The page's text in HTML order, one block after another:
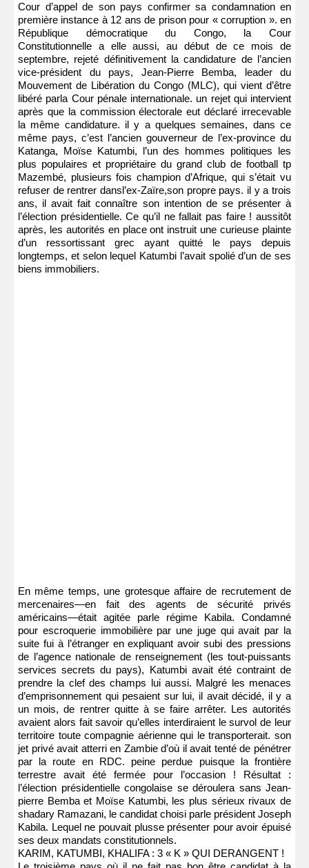
Cour d’appel de son pays confirmer sa condamnation en
première instance à 12 ans de prison pour « corruption ». en
République démocratique du Congo, la Cour
Constitutionnelle a elle aussi, au début de ce mois de
septembre, rejeté définitivement la candidature de l’ancien
vice-président du pays, Jean-Pierre Bemba, leader du
Mouvement de Libération du Congo (MLC), qui vient d’être
libéré parla Cour pénale internationale. un rejet qui intervient
après que la commission électorale eut déclaré irrecevable
la même candidature. il y a quelques semaines, dans ce
même pays, c’est l’ancien gouverneur de l’ex-province du
Katanga, Moïse Katumbi, l’un des hommes politiques les
plus populaires et propriétaire du grand club de football tp
Mazembé, plusieurs fois champion d’Afrique, qui s’était vu
refuser de rentrer dansl’ex-Zaïre,son propre pays. il y a trois
ans, il avait fait connaître son intention de se présenter à
l’élection présidentielle. Ce qu’il ne fallait pas faire ! aussitôt
après, les autorités en place ont instruit une curieuse plainte
d’un ressortissant grec ayant quitté le pays depuis
longtemps, et selon lequel Katumbi l’avait spolié d’un de ses
biens immobiliers.
En même temps, une grotesque affaire de recrutement de
mercenaires—en fait des agents de sécurité privés
américains—était agitée parle régime Kabila. Condamné
pour escroquerie immobilière par une juge qui avait par la
suite fui à l’étranger en expliquant avoir subi des pressions
de l’agence nationale de renseignement (les tout-puissants
services secrets du pays), Katumbi avait été contraint de
prendre la clef des champs lui aussi. Malgré les menaces
d’emprisonnement qui pesaient sur lui, il avait décidé, il y a
un mois, de rentrer quitte à se faire arrêter. Les autorités
avaient alors fait savoir qu’elles interdiraient le survol de leur
territoire toute compagnie aérienne qui le transporterait. son
jet privé avait atterri en Zambie d’où il avait tenté de pénétrer
par la route en RDC. peine perdue puisque la frontière
terrestre avait été fermée pour l’occasion ! Résultat :
l’élection présidentielle congolaise se déroulera sans Jean-
pierre Bemba et Moïse Katumbi, les plus sérieux rivaux de
shadary Ramazani, le candidat choisi parle président Joseph
Kabila. Lequel ne pouvait plusse présenter pour avoir épuisé
ses deux mandats constitutionnels.
KARIM, KATUMBI, KHALIFA : 3 « K » QUI DERANGENT !